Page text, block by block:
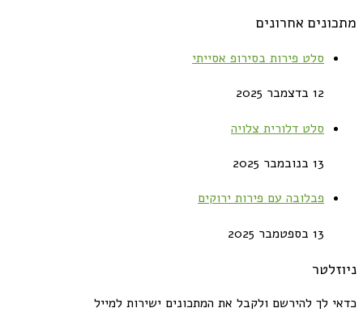
מתכונים אחרונים
סלט פירות בסירופ אסייתי
12 בדצמבר 2025
סלט דלורית צלויה
13 בנובמבר 2025
פבלובה עם פירות ירוקים
13 בספטמבר 2025
ניוזלטר
כדאי לך להירשם ולקבל את המתכונים ישירות למייל